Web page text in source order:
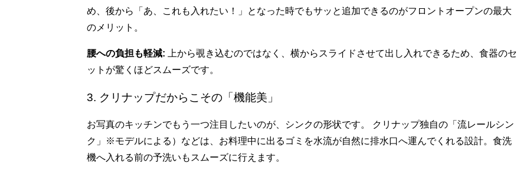
め、後から「あ、これも入れたい！」となった時でもサッと追加できるのがフロントオープンの最大
のメリット。
腰への負担も軽減: 上から覗き込むのではなく、横からスライドさせて出し入れできるため、食器のセ
ットが驚くほどスムーズです。
3. クリナップだからこその「機能美」
お写真のキッチンでもう一つ注目したいのが、シンクの形状です。 クリナップ独自の「流レールシン
ク」※モデルによる）などは、お料理中に出るゴミを水流が自然に排水口へ運んでくれる設計。食洗
機へ入れる前の予洗いもスムーズに行えます。